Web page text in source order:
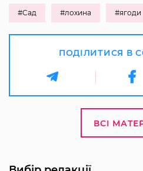
#Сад #лохина #ягоди
ПОДІЛИТИСЯ В
ВСІ